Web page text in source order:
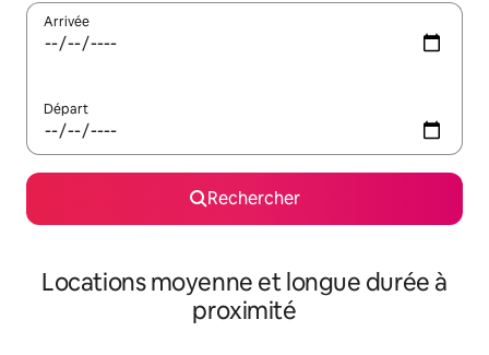
Arrivée
Départ
Rechercher
Locations moyenne et longue durée à
proximité